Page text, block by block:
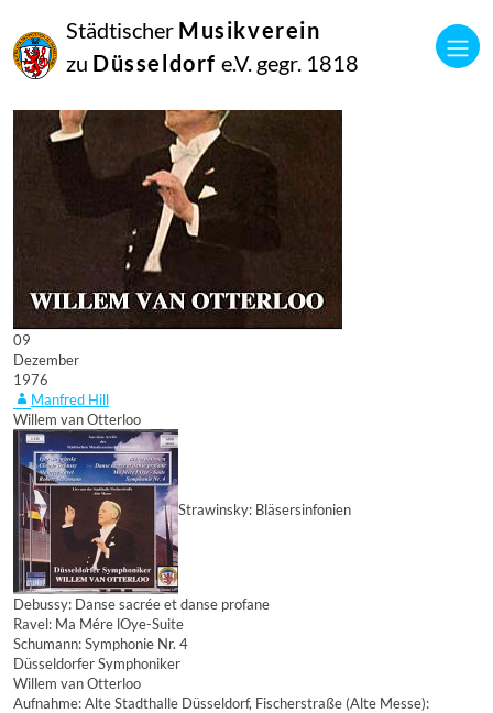
Städtischer Musikverein
zu Düsseldorf e.V. gegr. 1818
09
Dezember
1976
Manfred Hill
Willem van Otterloo
Strawinsky: Bläsersinfonien
Debussy: Danse sacrée et danse profane
Ravel: Ma Mére lOye-Suite
Schumann: Symphonie Nr. 4
Düsseldorfer Symphoniker
Willem van Otterloo
Aufnahme: Alte Stadthalle Düsseldorf, Fischerstraße (Alte Messe):